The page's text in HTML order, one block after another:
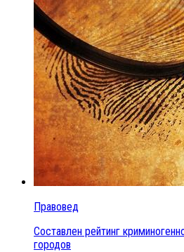
Правовед
Составлен рейтинг
городов